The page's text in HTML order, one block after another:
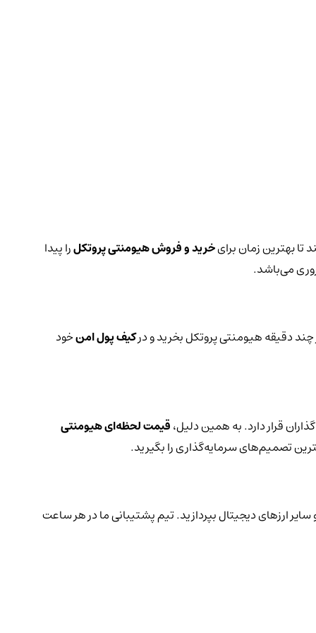
تا بهترین زمان برایخرید و فروش هیومنتی پروتکلرا پیدا
می‌باشد.
چند دقیقه هیومنتی پروتکل بخرید و درکیف پول امنخود
قرار دارد. به همین دلیل،قیمت لحظه‌ای هیومنتی
تصمیم‌های سرمایه‌گذاری را بگیرید.
سایر ارزهای دیجیتال بپردازید. تیم پشتیبانی ما در هر ساعت